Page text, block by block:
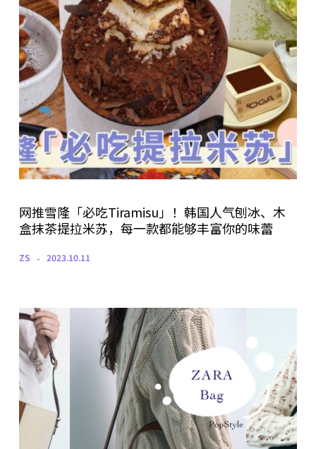
网推雪隆「必吃Tiramisu」！韩国人气刨冰、木
盒抹茶提拉米苏，每一款都能够丰富你的味蕾
ZS 2023.10.11